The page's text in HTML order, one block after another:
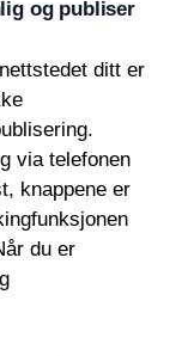
og publiser
ditt er
via telefonen
knappene er
du er